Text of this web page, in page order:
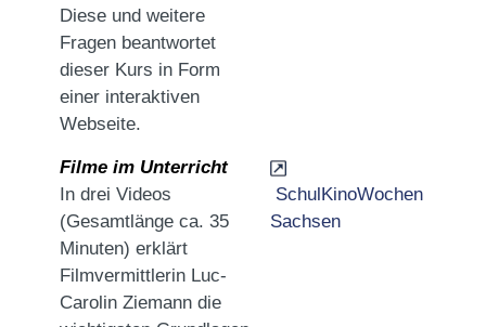
Diese und weitere
Fragen beantwortet
dieser Kurs in Form
einer interaktiven
Webseite.
Filme im Unterricht
In drei Videos
(Gesamtlänge ca. 35
Minuten) erklärt
Filmvermittlerin Luc-
Carolin Ziemann die
SchulKinoWochen
Sachsen